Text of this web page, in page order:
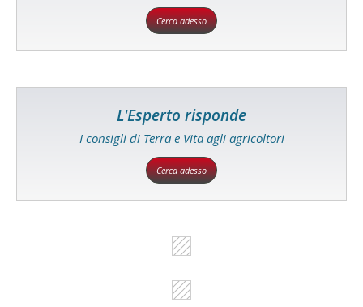
Cerca adesso
L'Esperto risponde
I consigli di Terra e Vita agli agricoltori
Cerca adesso